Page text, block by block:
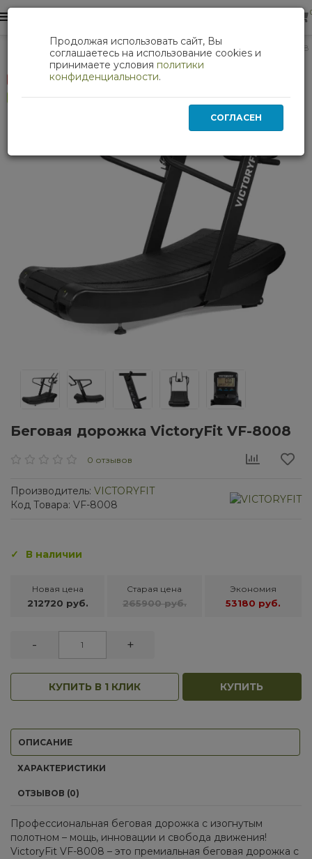
Кардиотренажеры Беговая дорожка VictoryFit VF-8008
Скидка 20 %
Хит
Беговая дорожка VictoryFit VF-8008
0 отзывов
Производитель: VICTORYFIT
Код Товара: VF-8008
В наличии
Новая цена
212720 руб.
Старая цена
265900 руб.
Экономия
53180 руб.
- +
КУПИТЬ В 1 КЛИК КУПИТЬ
ОПИСАНИЕ
ХАРАКТЕРИСТИКИ
ОТЗЫВОВ (0)
Профессиональная беговая дорожка с изогнутым
полотном – мощь, инновации и свобода движения!
VictoryFit VF-8008 – это премиальная беговая дорожка с
Продолжая использовать сайт, Вы
соглашаетесь на использование cookies и
принимаете условия политики
конфиденциальности.
СОГЛАСЕН